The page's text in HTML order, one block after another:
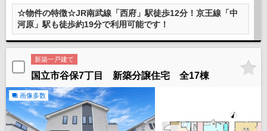
☆物件の特徴☆JR南武線「西府」駅徒歩12分！京王線「中
河原」駅も徒歩約19分で利用可能です！
新築一戸建て
国立市谷保7丁目 新築分譲住宅 全17棟
画像多数